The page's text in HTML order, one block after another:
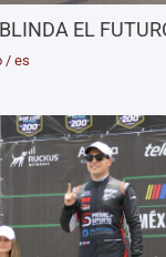
EL
/es